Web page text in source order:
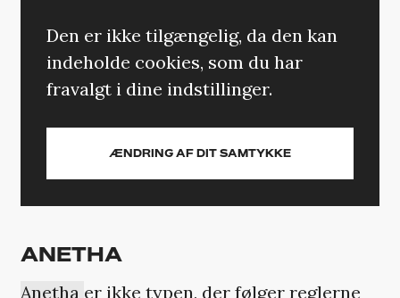
Den er ikke tilgængelig, da den kan
indeholde cookies, som du har
fravalgt i dine indstillinger.
ÆNDRING AF DIT SAMTYKKE
ANETHA
Anetha er ikke typen, der følger reglerne